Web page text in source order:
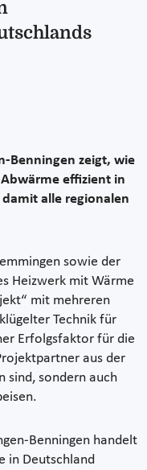
Benningen zeigt, wie
effizient in
alle regionalen
sowie der
Heizwerk mit Wärme
mit mehreren
Technik für
Erfolgsfaktor für die
aus der
sind, sondern auch
Benningen handelt
in Deutschland